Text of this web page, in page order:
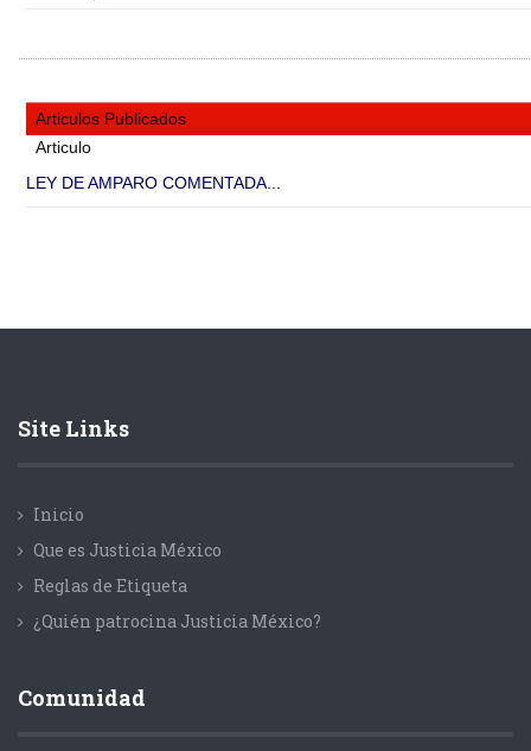
Articulos Publicados
Articulo
LEY DE AMPARO COMENTADA...
Site Links
Inicio
Que es Justicia México
Reglas de Etiqueta
¿Quién patrocina Justicia México?
Comunidad